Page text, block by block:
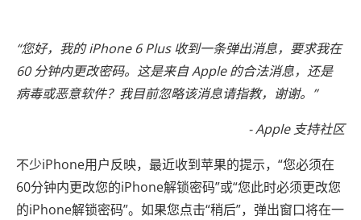
“您好，我的 iPhone 6 Plus 收到一条弹出消息，要求我在
60 分钟内更改密码。这是来自 Apple 的合法消息，还是
病毒或恶意软件？我目前忽略该消息请指教，谢谢。”
- Apple 支持社区
不少iPhone用户反映，最近收到苹果的提示，“您必须在
60分钟内更改您的iPhone解锁密码”或“您此时必须更改您
的iPhone解锁密码”。如果您点击“稍后”，弹出窗口将在一